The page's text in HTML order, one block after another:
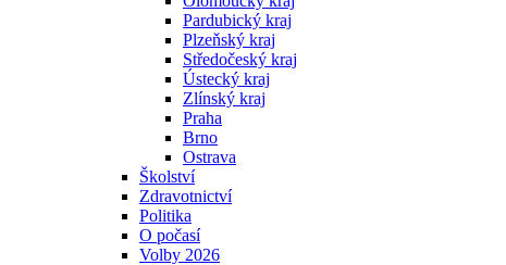
Pardubický kraj
Plzeňský kraj
Středočeský kraj
Ústecký kraj
Zlínský kraj
Praha
Brno
Ostrava
Školství
Zdravotnictví
Politika
O počasí
Volby 2026